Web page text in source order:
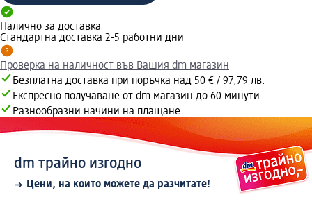
Налично за доставка
Стандартна доставка 2-5 работни дни
Проверка на наличност във Вашия dm магазин
Безплатна доставка при поръчка над 50 € / 97,79 лв.
Експресно получаване от dm магазин до 60 минути.
Разнообразни начини на плащане.
dm трайно изгодно
Цени, на които можете да разчитате!